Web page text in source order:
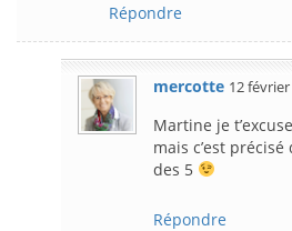
Répondre
mercotte 12
Martine je
mais c’est
des 5
Répondre